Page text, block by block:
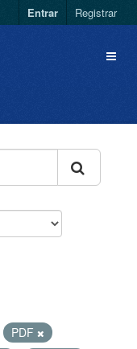
Entrar Registrar
PDF